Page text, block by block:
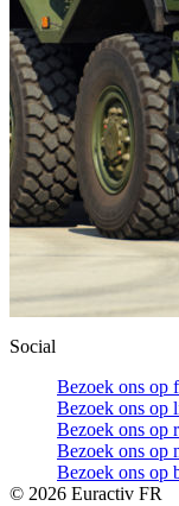
Social
Bezoek ons op
Bezoek ons op
Bezoek ons op
Bezoek ons op
Bezoek ons op
© 2026 Euractiv FR